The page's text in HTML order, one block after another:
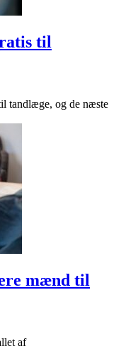
til
tandlæge, og de næste
mænd til
af